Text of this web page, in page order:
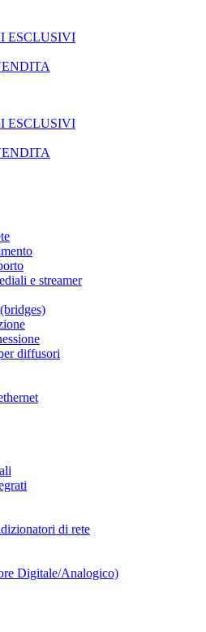
ESCLUSIVI
ESCLUSIVI
e streamer
diffusori
di rete
Digitale/Analogico)